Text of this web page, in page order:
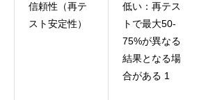
信頼性（再テ
スト安定性）
低い：再テス
トで最大50-
75%が異なる
結果となる場
合がある 1